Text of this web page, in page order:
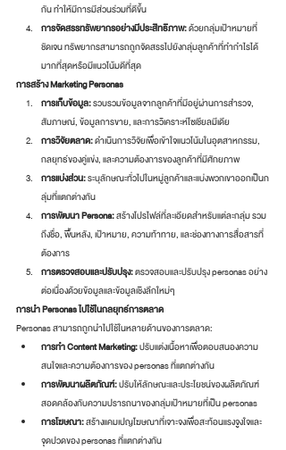
กัน ทำให้มีการมีส่วนร่วมที่ดีขึ้น
การจัดสรรทรัพยากรอย่างมีประสิทธิภาพ: ด้วยกลุ่มเป้าหมายที่
ชัดเจน ทรัพยากรสามารถถูกจัดสรรไปยังกลุ่มลูกค้าที่ทำกำไรได้
มากที่สุดหรือมีแนวโน้มดีที่สุด
การสร้าง Marketing Personas
การเก็บข้อมูล: รวบรวมข้อมูลจากลูกค้าที่มีอยู่ผ่านการสำรวจ,
สัมภาษณ์, ข้อมูลการขาย, และการวิเคราะห์โซเชียลมีเดีย
การวิจัยตลาด: ดำเนินการวิจัยเพื่อเข้าใจแนวโน้มในอุตสาหกรรม,
กลยุทธ์ของคู่แข่ง, และความต้องการของลูกค้าที่มีศักยภาพ
การแบ่งส่วน: ระบุลักษณะทั่วไปในหมู่ลูกค้าและแบ่งพวกเขาออกเป็นก
ลุ่มที่แตกต่างกัน
การพัฒนา Persona: สร้างโปรไฟล์ที่ละเอียดสำหรับแต่ละกลุ่ม รวม
ถึงชื่อ, พื้นหลัง, เป้าหมาย, ความท้าทาย, และช่องทางการสื่อสารที่
ต้องการ
การตรวจสอบและปรับปรุง: ตรวจสอบและปรับปรุง personas อย่าง
ต่อเนื่องด้วยข้อมูลและข้อมูลเชิงลึกใหม่ๆ
การนำ Personas ไปใช้ในกลยุทธ์การตลาด
Personas สามารถถูกนำไปใช้ในหลายด้านของการตลาด:
การทำ Content Marketing: ปรับแต่งเนื้อหาเพื่อตอบสนองความ
สนใจและความต้องการของ personas ที่แตกต่างกัน
การพัฒนาผลิตภัณฑ์: ปรับให้ลักษณะและประโยชน์ของผลิตภัณฑ์
สอดคล้องกับความปรารถนาของกลุ่มเป้าหมายที่เป็น personas
การโฆษณา: สร้างแคมเปญโฆษณาที่เจาะจงเพื่อสะท้อนแรงจูงใจและ
จุดปวดของ personas ที่แตกต่างกัน